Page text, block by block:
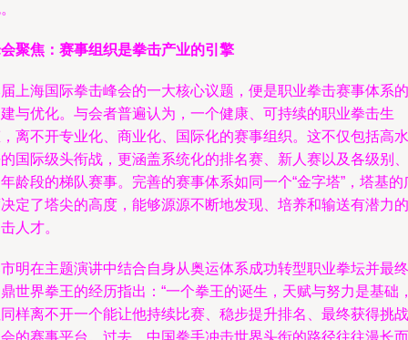
聚焦：赛事组织是拳击产业的引擎
上海国际拳击峰会的一大核心议题，便是职业拳击赛事体系的
与优化。与会者普遍认为，一个健康、可持续的职业拳击生
离不开专业化、商业化、国际化的赛事组织。这不仅包括高水
国际级头衔战，更涵盖系统化的排名赛、新人赛以及各级别、
龄段的梯队赛事。完善的赛事体系如同一个“金字塔”，塔基的
定了塔尖的高度，能够源源不断地发现、培养和输送有潜力的
人才。
明在主题演讲中结合自身从奥运体系成功转型职业拳坛并最终
世界拳王的经历指出：“一个拳王的诞生，天赋与努力是基础
样离不开一个能让他持续比赛、稳步提升排名、最终获得挑战
的赛事平台。过去，中国拳手冲击世界头衔的路径往往漫长而